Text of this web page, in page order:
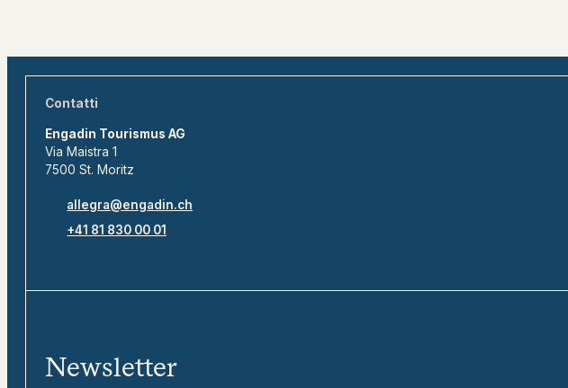
Contatti
Engadin Tourismus AG
Via Maistra 1
7500 St. Moritz
allegra@engadin.ch
+41 81 830 00 01
Newsletter